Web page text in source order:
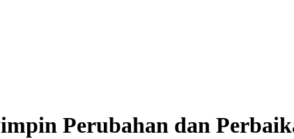
Perubahan dan